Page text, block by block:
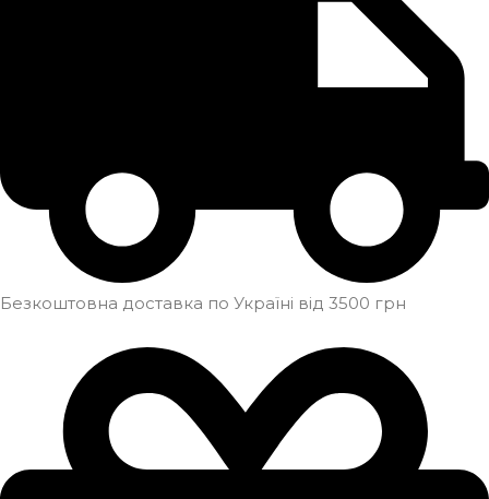
Безкоштовна доставка по Україні від 3500 грн